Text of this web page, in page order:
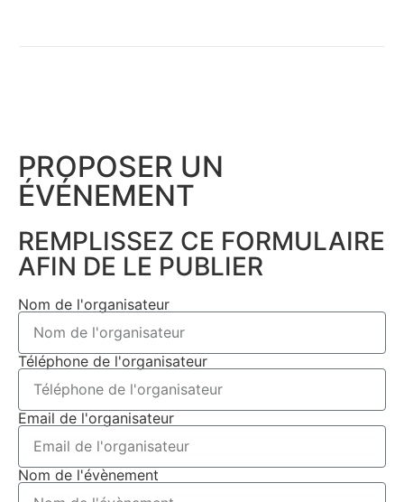
PROPOSER UN
ÉVÉNEMENT​
REMPLISSEZ CE FORMULAIRE
AFIN DE LE PUBLIER
Nom de l'organisateur
Téléphone de l'organisateur
Email de l'organisateur
Nom de l'évènement